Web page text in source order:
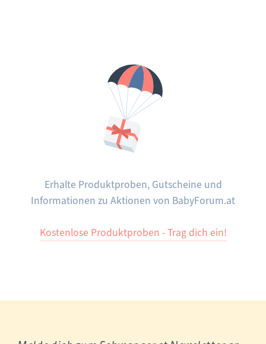
Erhalte Produktproben, Gutscheine und
Informationen zu Aktionen von BabyForum.at
Kostenlose Produktproben - Trag dich ein!